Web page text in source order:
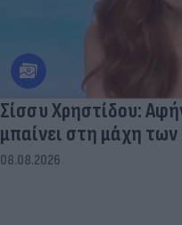
Σίσσυ Χρηστίδου:
μπαίνει στη μάχη
08.08.2026